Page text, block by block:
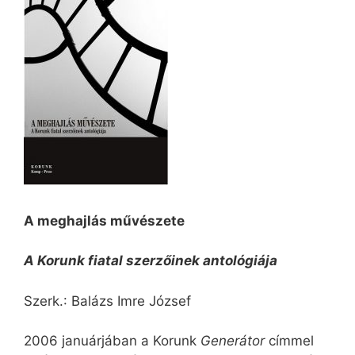
A meghajlás művészete
A Korunk fiatal szerzőinek antológiája
Szerk.: Balázs Imre József
2006 januárjában a Korunk Generátorcímmel